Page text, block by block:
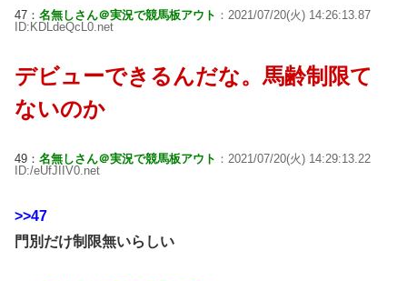
47： 名無しさん＠実況で競馬板アウト ：2021/07/20(火) 14:26:13.87
ID:KDLdeQcL0.net
デビューできるんだな。馬齢制限て
ないのか
49： 名無しさん＠実況で競馬板アウト ：2021/07/20(火) 14:29:13.22
ID:/eUfJIIV0.net
>>47
門別だけ制限無いらしい